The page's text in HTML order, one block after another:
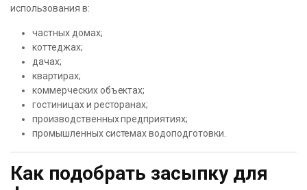
использования в:
частных домах;
коттеджах;
дачах;
квартирах;
коммерческих объектах;
гостиницах и ресторанах;
производственных предприятиях;
промышленных системах водоподготовки.
Как подобрать засыпку для